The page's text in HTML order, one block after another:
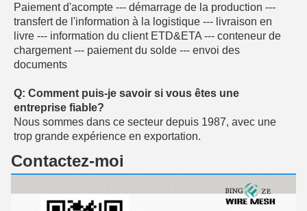
Paiement d'acompte --- démarrage de la production ---
transfert de l'information à la logistique --- livraison en
livre --- information du client ETD&ETA --- conteneur de
chargement --- paiement du solde --- envoi des
documents
Q: Comment puis-je savoir si vous êtes une
entreprise fiable?
Nous sommes dans ce secteur depuis 1987, avec une
trop grande expérience en exportation.
Contactez-moi